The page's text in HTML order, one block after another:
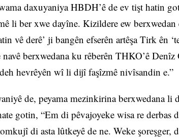
daxuyaniya HBDH’ê de ev tişt hatin
li ber xwe dayîne. Kizildere ew
vê derê’ ji bangên efserên artêşa Tirk ên
berxwedana ku rêberên THKO’ê
hevrêyên wî li dijî faşîzmê nivîsandin e.”
de, peyama mezinkirina berxwedana li
gotin, “Em di pêvajoyeke wisa re
di asta lûtkeyê de ne. Weke şoreşger,